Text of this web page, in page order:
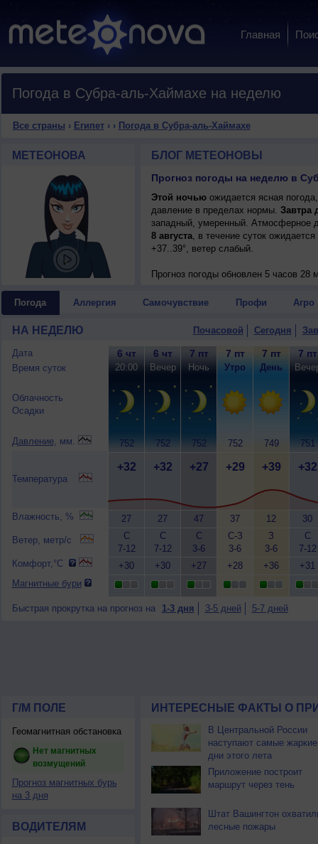
Главная
Погода в Субра-аль-Хаймахе на неделю
Все страны › Египет› › Погода в Субра-аль-Хаймахе
МЕТЕОНОВА БЛОГ МЕТЕОНОВЫ
Прогноз погоды на неделю в
Этой ночьюожидается ясная
давление в пределах нормы. Завтра
западный, умеренный. Атмосферное
8 августа, в течение суток
+37..39°, ветер слабый.
Прогноз погоды обновлен 5 часов 28
Погода Аллергия Самочувствие Профи Агро
НА НЕДЕЛЮ Почасовой Сегодня
Дата
Время суток
Облачность
Осадки
Давление, мм.
Температура
Влажность, %
Ветер, метр/с
Комфорт,°C
Магнитные бури
6 чт
20:00
752
+32
27
С
7-12
+30
6 чт
Вечер
752
+32
27
С
7-12
+30
7 пт
Ночь
752
+27
47
С
3-6
+27
7 пт
Утро
752
+29
37
С-З
3-6
+28
7 пт
День
749
+39
12
З
3-6
+36
7 пт
751
+32
30
С
7-12
+31
Быстрая прокрутка на прогноз на 1-3 дня 3-5 дней 5-7 дней
Г/М ПОЛЕ
Геомагнитная обстановка
Нет магнитных
возмущений
Прогноз магнитных бурь
на 3 дня
ВОДИТЕЛЯМ
ИНТЕРЕСНЫЕ ФАКТЫ О
В Центральной России
наступают самые жаркие
дни этого лета
Приложение построит
маршрут через тень
Штат Вашингтон
лесные пожары